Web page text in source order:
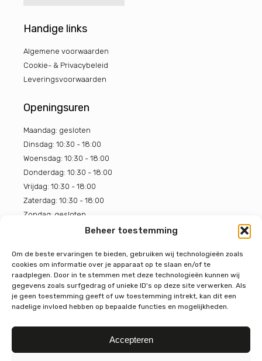
Beheer toestemming
Om de beste ervaringen te bieden, gebruiken wij technologieën zoals
cookies om informatie over je apparaat op te slaan en/of te
raadplegen. Door in te stemmen met deze technologieën kunnen wij
gegevens zoals surfgedrag of unieke ID's op deze site verwerken. Als
je geen toestemming geeft of uw toestemming intrekt, kan dit een
nadelige invloed hebben op bepaalde functies en mogelijkheden.
Accepteren
Handige links
Algemene voorwaarden
Cookie- & Privacybeleid
Leveringsvoorwaarden
Openingsuren
Maandag: gesloten
Dinsdag: 10:30 - 18:00
Woensdag: 10:30 - 18:00
Donderdag: 10:30 - 18:00
Vrijdag: 10:30 - 18:00
Zaterdag: 10:30 - 18:00
Zondag: gesloten
BOON Chocoladehuis
4.7
Gebaseerd op 319 beoordelingen
powered byGoogl e
beoordeel ons op